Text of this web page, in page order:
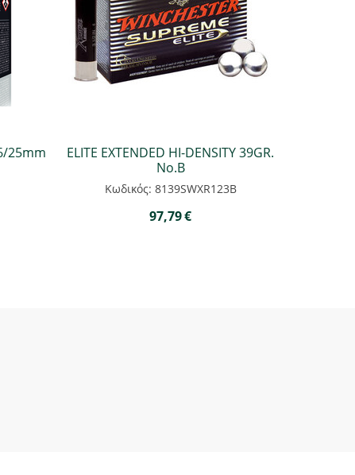
25mm
ELITE EXTENDED ΗΙ-DENSITY 39GR.
Νο.Β
Κωδικός: 8139SWXR123B
97,79€